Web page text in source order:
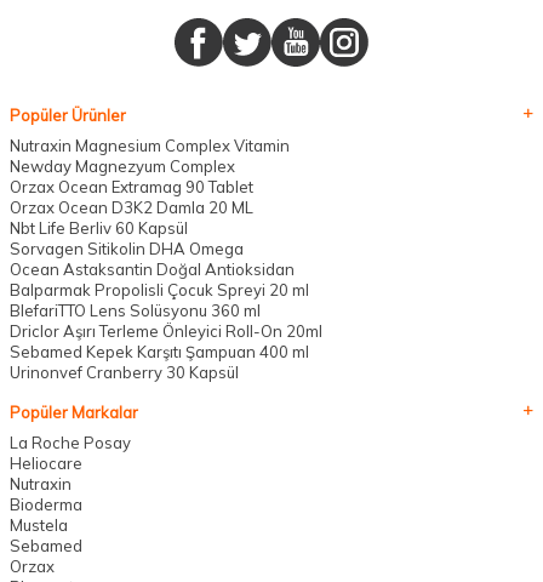
Popüler Ürünler
Nutraxin Magnesium Complex Vitamin
Newday Magnezyum Complex
Orzax Ocean Extramag 90 Tablet
Orzax Ocean D3K2 Damla 20 ML
Nbt Life Berliv 60 Kapsül
Sorvagen Sitikolin DHA Omega
Ocean Astaksantin Doğal Antioksidan
Balparmak Propolisli Çocuk Spreyi 20 ml
BlefariTTO Lens Solüsyonu 360 ml
Driclor Aşırı Terleme Önleyici Roll-On 20ml
Sebamed Kepek Karşıtı Şampuan 400 ml
Urinonvef Cranberry 30 Kapsül
Popüler Markalar
La Roche Posay
Heliocare
Nutraxin
Bioderma
Mustela
Sebamed
Orzax